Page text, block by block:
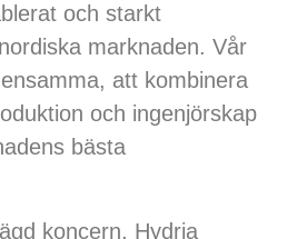
och starkt
marknaden. Vår
att kombinera
och ingenjörskap
bästa
koncern, Hydria